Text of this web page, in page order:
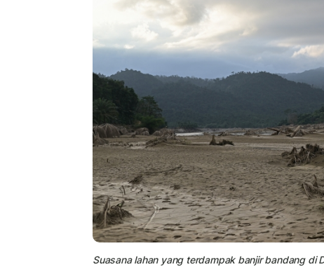
Suasana lahan yang terdampak banjir bandang di